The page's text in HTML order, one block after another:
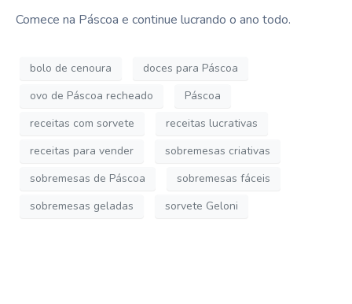
Comece na Páscoa e continue lucrando o ano todo.
bolo de cenoura
doces para Páscoa
ovo de Páscoa recheado
Páscoa
receitas com sorvete
receitas lucrativas
receitas para vender
sobremesas criativas
sobremesas de Páscoa
sobremesas fáceis
sobremesas geladas
sorvete Geloni